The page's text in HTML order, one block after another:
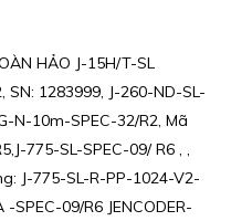
HẢO J-15H/T-SL
SN: 1283999, J-260-ND-SL-
N-10m-SPEC-32/R2, Mã
775-SL-SPEC-09/ R6 , ,
J-775-SL-R-PP-1024-V2-
09/R6 JENCODER-